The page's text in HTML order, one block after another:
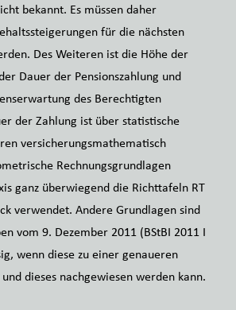
bekannt. Es müssen daher
für die nächsten
Des Weiteren ist die Höhe der
Dauer der Pensionszahlung und
des Berechtigten
der Zahlung ist über statistische
versicherungsmathematisch
Rechnungsgrundlagen
ganz überwiegend die Richttafeln RT
verwendet. Andere Grundlagen sind
vom 9. Dezember 2011 (BStBI 2011 I
wenn diese zu einer genaueren
dieses nachgewiesen werden kann.